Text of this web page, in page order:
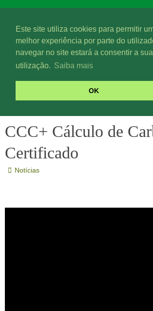
Este site utiliza cookies para permitir
melhor experiência por parte do
navegar no site estará a consentir a sua
utilização. Saiba mais
OK
CCC+ Cálculo de
Certificado
Notícias